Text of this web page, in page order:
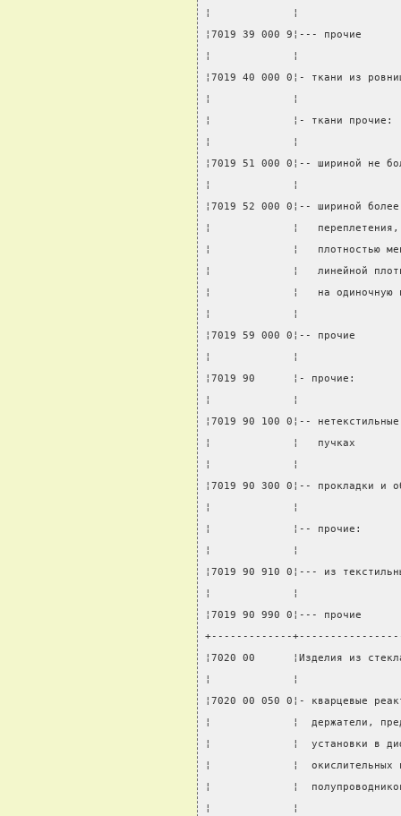
¦             ¦
¦7019 39 000 9¦---
¦             ¦
¦7019 40 000 0¦- ткани
¦             ¦
¦             ¦- ткани
¦             ¦
¦7019 51 000 0¦-- шириной
¦             ¦
¦7019 52 000 0¦-- шириной
¦             ¦
¦             ¦   плотностью
¦             ¦   линейной
¦             ¦   на
¦             ¦
¦7019 59 000 0¦--
¦             ¦
¦7019 90      ¦-
¦             ¦
¦7019 90 100 0¦--
¦             ¦   пучках
¦             ¦
¦7019 90 300 0¦-- прокладки
¦             ¦
¦             ¦-- прочие:
¦             ¦
¦7019 90 910 0¦--- из
¦             ¦
¦7019 90 990 0¦---
+-------------
¦7020 00      ¦Изделия из
¦             ¦
¦7020 00 050 0¦- кварцевые
¦             ¦  держатели,
¦             ¦  установки в
¦             ¦  окислительных
¦             ¦
¦             ¦